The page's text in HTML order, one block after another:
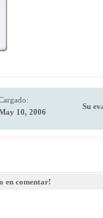
10, 2006
Su
en comentar!